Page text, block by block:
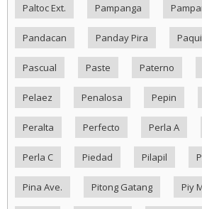
Paltoc Ext. Pampanga
Pandacan Panday Pira
Pascual Paste Paterno
Pelaez Penalosa Pepin
Peralta Perfecto Perla A
Perla C Piedad Pilapil
Pina Ave. Pitong Gatang Piy